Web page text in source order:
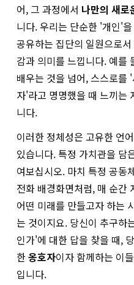
어, 그 과정에서 나만의 새로
니다. 우리는 단순한 '개인'
공유하는 집단의 일원으로
감과 의미를 느낍니다. 예를
배우는 것을 넘어, 스스로를
자'라고 명명했을 때 느끼는
니다.
이러한 정체성은 고유한 언
있습니다. 특정 가치관을 담
여보십시오. 마치 특정 공동
전화 배경화면처럼, 매 순간
어떤 미래를 만들고자 하는
는 것이지요. 당신이 추구하
인가'에 대한 답을 찾을 때,
한옹호자이자 함께하는 이
입니다.